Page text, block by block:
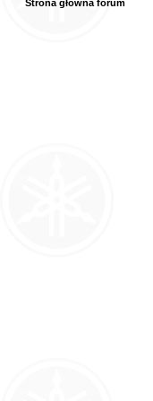
Strona główna forum